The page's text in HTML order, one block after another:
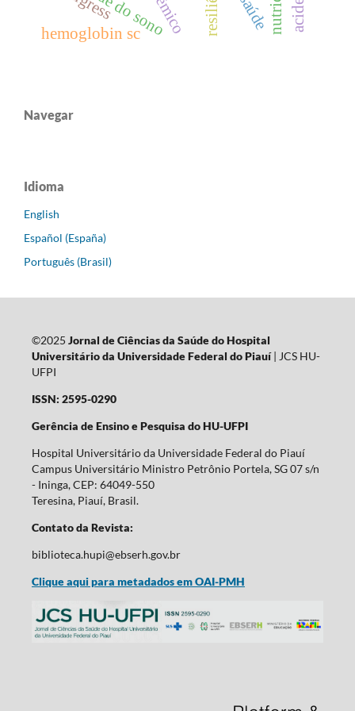
hemoglobin sc
Navegar
Idioma
English
Español (España)
Português (Brasil)
©2025 Jornal de Ciências da Saúde do Hospital
Universitário da Universidade Federal do Piauí| JCS HU-
UFPI
ISSN: 2595-0290
Gerência de Ensino e Pesquisa do HU-UFPI
Hospital Universitário da Universidade Federal do Piauí
Campus Universitário Ministro Petrônio Portela, SG 07 s/n
- Ininga, CEP: 64049-550
Teresina, Piauí, Brasil.
Contato da Revista:
biblioteca.hupi@ebserh.gov.br
Clique aqui para metadados em OAI-PMH